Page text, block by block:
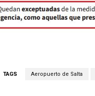
TAGS Aeropuerto de Salta